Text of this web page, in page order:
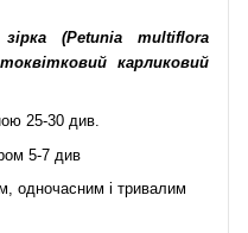
(Petunia multiflora
карликовий
25-30 див.
5-7 див
одночасним і тривалим